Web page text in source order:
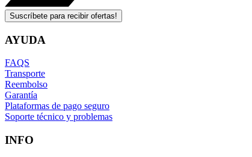
Suscríbete para recibir ofertas!
AYUDA
FAQS
Transporte
Reembolso
Garantía
Plataformas de pago seguro
Soporte técnico y problemas
INFO